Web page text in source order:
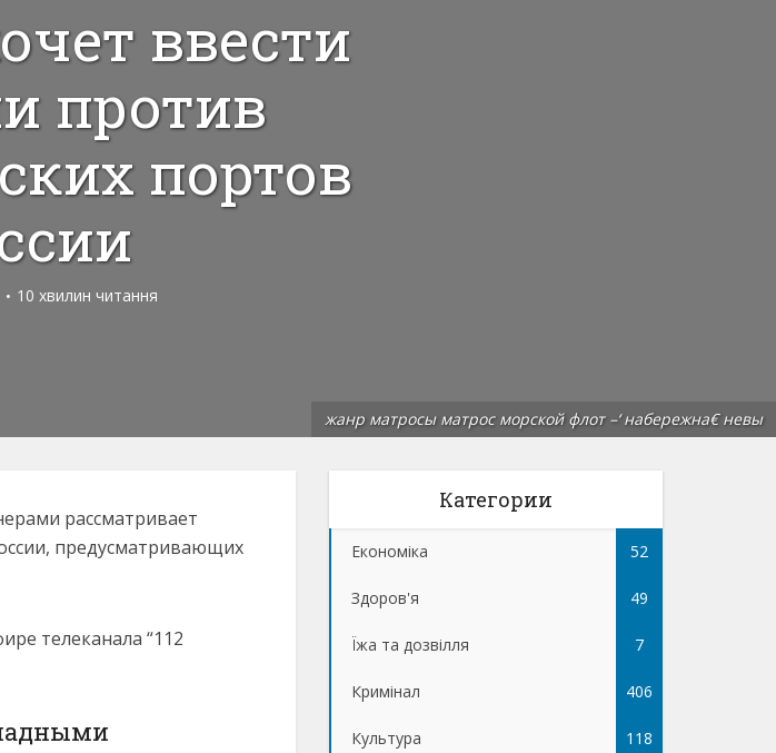
ввести
против
портов
10 хвилин читання
жанр матросы матрос морской флот –‘ набережна€ невы
рассматривает
предусматривающих
телеканала “112
Категории
Економіка 52
Здоров'я 49
Їжа та дозвілля 7
Кримінал 406
Культура 118